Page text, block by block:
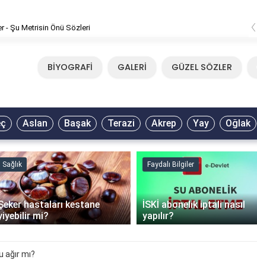
- Şu Metrisin Önü Sözleri ‹
BİYOGRAFİ GALERİ GÜZEL SÖZLER
Aslan Başak Terazi Akrep Yay Oğlak
Sağlık
hastaları kestane
mi?
Faydalı Bilgiler
İSKİ abonelik iptali nasıl
yapılır?
mı?